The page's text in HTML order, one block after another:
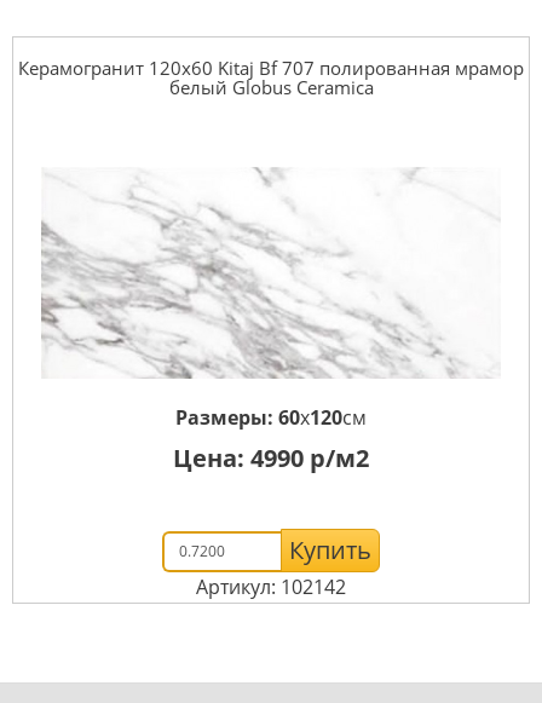
Керамогранит 120x60 Kitaj Bf 707 полированная мрамор
белый Globus Ceramica
Размеры: 60x120см
Цена: 4990 р/м2
Купить
Артикул: 102142